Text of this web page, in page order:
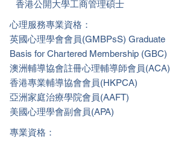
香港公開大學工商管理碩士
心理服務專業資格：
英國心理學會會員(GMBPsS) Graduate
Basis for Chartered Membership (GBC)
澳洲輔導協會註冊心理輔導師會員(ACA)
香港專業輔導協會會員(HKPCA)
亞洲家庭治療學院會員(AAFT)
美國心理學會副會員(APA)
專業資格：